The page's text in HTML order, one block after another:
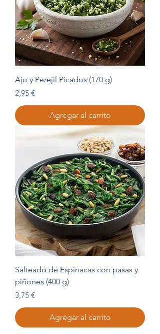
Ajo y Perejil Picados (170 g)
Precio
2,95 €
Agregar al carrito
Salteado de Espinacas con pasas y
piñones (400 g)
Precio
3,75 €
Agregar al carrito